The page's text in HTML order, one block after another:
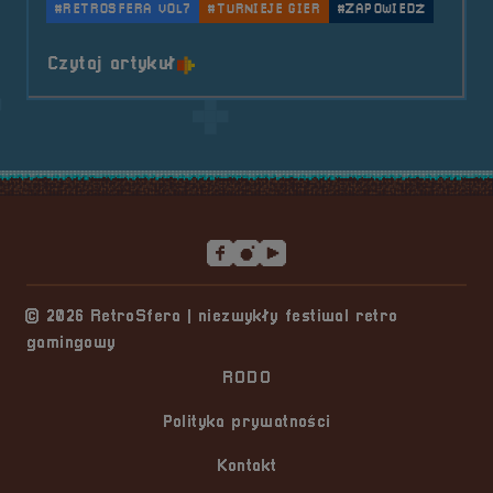
#RETROSFERA VOL7
#TURNIEJE GIER #ZAPOWIEDŹ
Czytaj artykuło tytule RetroSfera vol.6
© 2026 RetroSfera | niezwykły festiwal retro
gamingowy
RODO
Polityka prywatności
Kontakt